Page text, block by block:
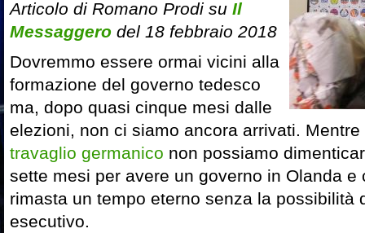
Articolo di Romano Prodi su Il
Messaggero del 18 febbraio 2018
Dovremmo essere ormai vicini alla
formazione del governo tedesco
ma, dopo quasi cinque mesi dalle
elezioni, non ci siamo ancora arrivati. Mentre
travaglio germanico non possiamo
sette mesi per avere un governo in Olanda e
rimasta un tempo eterno senza la possibilità
esecutivo.